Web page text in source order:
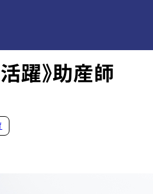
躍》助産師